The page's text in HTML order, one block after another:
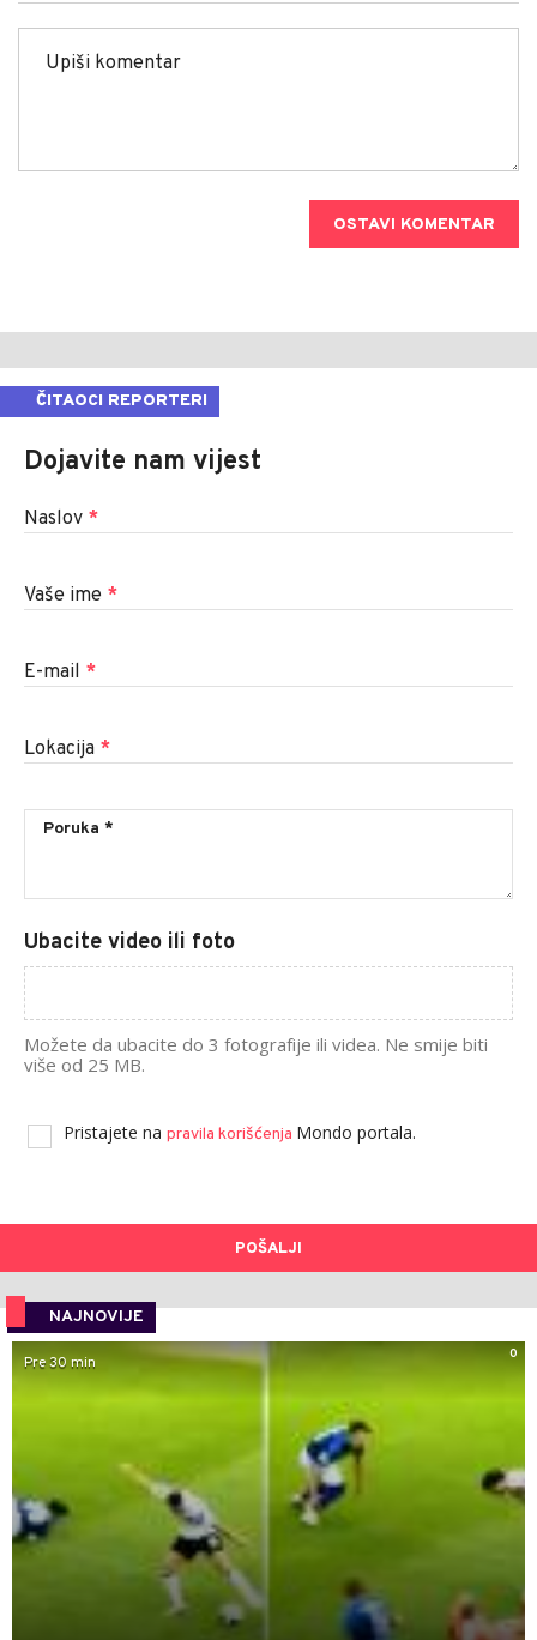
OSTAVI KOMENTAR
ČITAOCI REPORTERI
Dojavite nam vijest
Naslov *
Vaše ime *
E-mail *
Lokacija *
Ubacite video ili foto
Možete da ubacite do 3 fotografije ili videa. Ne smije biti
više od 25 MB.
Pristajete na pravila korišćenja Mondo portala.
POŠALJI
NAJNOVIJE
0
Pre 30 min